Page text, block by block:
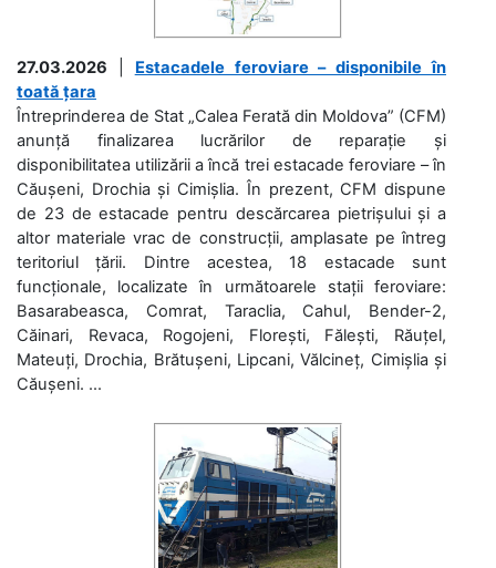
27.03.2026
Estacadele feroviare – disponibile în
toată țara
Întreprinderea de Stat „Calea Ferată din Moldova” (CFM)
anunță finalizarea lucrărilor de reparație și
disponibilitatea utilizării a încă trei estacade feroviare – în
Căușeni, Drochia și Cimișlia. În prezent, CFM dispune
de 23 de estacade pentru descărcarea pietrișului și a
altor materiale vrac de construcții, amplasate pe întreg
teritoriul țării. Dintre acestea, 18 estacade sunt
funcționale, localizate în următoarele stații feroviare:
Basarabeasca, Comrat, Taraclia, Cahul, Bender-2,
Căinari, Revaca, Rogojeni, Florești, Fălești, Răuțel,
Mateuți, Drochia, Brătușeni, Lipcani, Vălcineț, Cimișlia și
Căușeni. ...